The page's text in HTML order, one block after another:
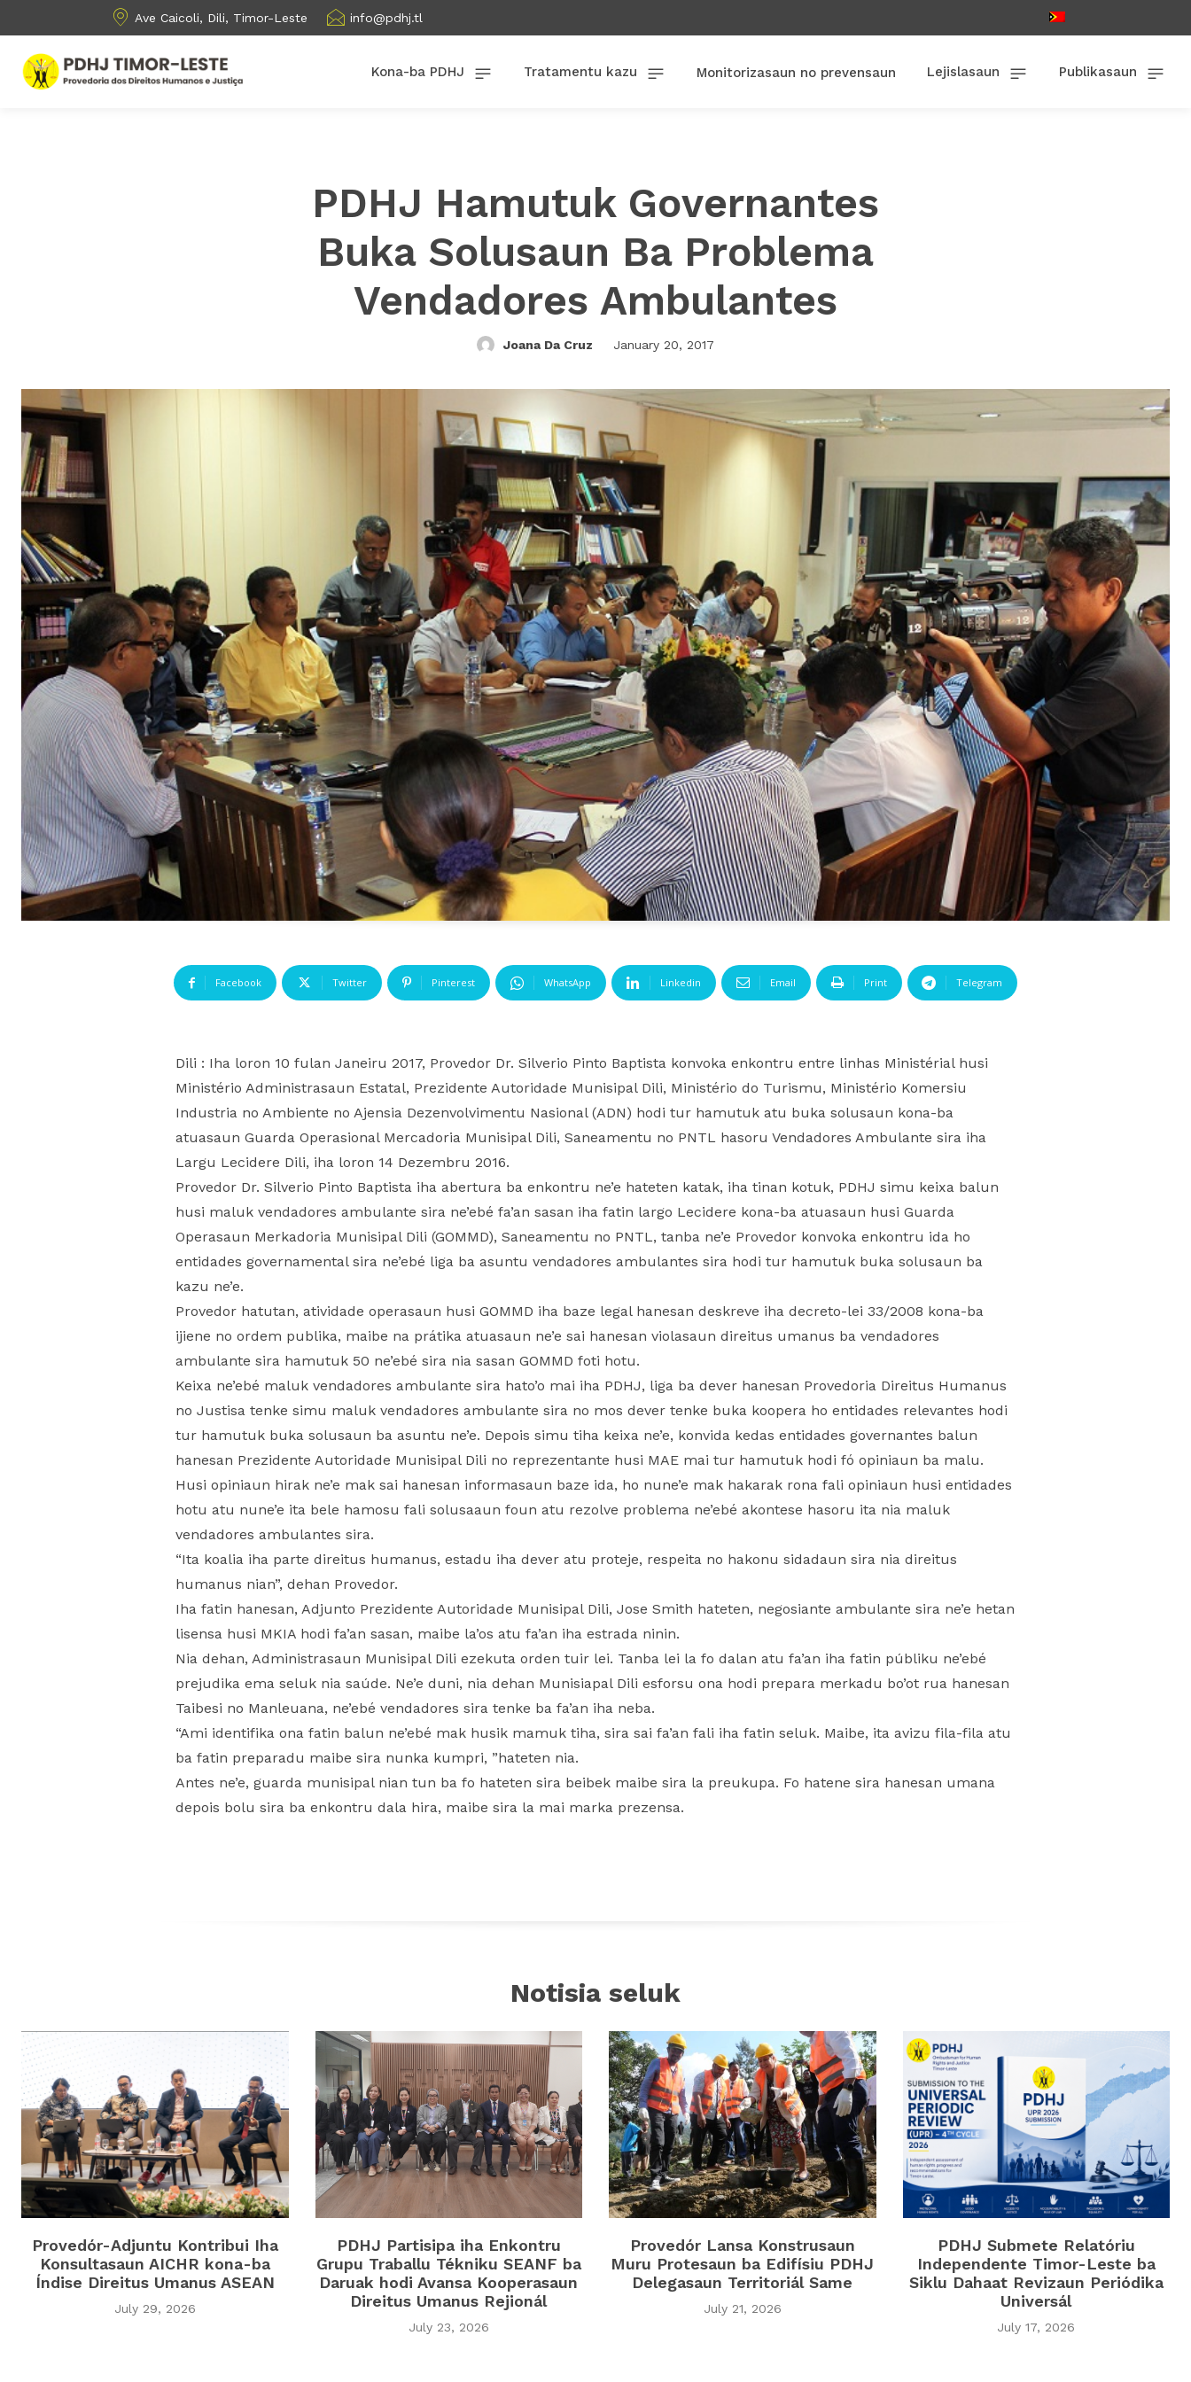
Ave Caicoli, Dili, Timor-Leste info@pdhj.tl
Kona-ba PDHJ Tratamentu kazu Monitorizasaun no prevensaun Lejislasaun Publikasaun
PDHJ Hamutuk Governantes
Buka Solusaun Ba Problema
Vendadores Ambulantes
Joana Da Cruz January 20, 2017
Facebook Twitter Pinterest WhatsApp Linkedin Email Print Telegram
Dili : Iha loron 10 fulan Janeiru 2017, Provedor Dr. Silverio Pinto Baptista konvoka enkontru entre linhas Ministérial husi
Ministério Administrasaun Estatal, Prezidente Autoridade Munisipal Dili, Ministério do Turismu, Ministério Komersiu
Industria no Ambiente no Ajensia Dezenvolvimentu Nasional (ADN) hodi tur hamutuk atu buka solusaun kona-ba
atuasaun Guarda Operasional Mercadoria Munisipal Dili, Saneamentu no PNTL hasoru Vendadores Ambulante sira iha
Largu Lecidere Dili, iha loron 14 Dezembru 2016.
Provedor Dr. Silverio Pinto Baptista iha abertura ba enkontru ne’e hateten katak, iha tinan kotuk, PDHJ simu keixa balun
husi maluk vendadores ambulante sira ne’ebé fa’an sasan iha fatin largo Lecidere kona-ba atuasaun husi Guarda
Operasaun Merkadoria Munisipal Dili (GOMMD), Saneamentu no PNTL, tanba ne’e Provedor konvoka enkontru ida ho
entidades governamental sira ne’ebé liga ba asuntu vendadores ambulantes sira hodi tur hamutuk buka solusaun ba
kazu ne’e.
Provedor hatutan, atividade operasaun husi GOMMD iha baze legal hanesan deskreve iha decreto-lei 33/2008 kona-ba
ijiene no ordem publika, maibe na prátika atuasaun ne’e sai hanesan violasaun direitus umanus ba vendadores
ambulante sira hamutuk 50 ne’ebé sira nia sasan GOMMD foti hotu.
Keixa ne’ebé maluk vendadores ambulante sira hato’o mai iha PDHJ, liga ba dever hanesan Provedoria Direitus Humanus
no Justisa tenke simu maluk vendadores ambulante sira no mos dever tenke buka koopera ho entidades relevantes hodi
tur hamutuk buka solusaun ba asuntu ne’e. Depois simu tiha keixa ne’e, konvida kedas entidades governantes balun
hanesan Prezidente Autoridade Munisipal Dili no reprezentante husi MAE mai tur hamutuk hodi fó opiniaun ba malu.
Husi opiniaun hirak ne’e mak sai hanesan informasaun baze ida, ho nune’e mak hakarak rona fali opiniaun husi entidades
hotu atu nune’e ita bele hamosu fali solusaaun foun atu rezolve problema ne’ebé akontese hasoru ita nia maluk
vendadores ambulantes sira.
“Ita koalia iha parte direitus humanus, estadu iha dever atu proteje, respeita no hakonu sidadaun sira nia direitus
humanus nian”, dehan Provedor.
Iha fatin hanesan, Adjunto Prezidente Autoridade Munisipal Dili, Jose Smith hateten, negosiante ambulante sira ne’e hetan
lisensa husi MKIA hodi fa’an sasan, maibe la’os atu fa’an iha estrada ninin.
Nia dehan, Administrasaun Munisipal Dili ezekuta orden tuir lei. Tanba lei la fo dalan atu fa’an iha fatin públiku ne’ebé
prejudika ema seluk nia saúde. Ne’e duni, nia dehan Munisiapal Dili esforsu ona hodi prepara merkadu bo’ot rua hanesan
Taibesi no Manleuana, ne’ebé vendadores sira tenke ba fa’an iha neba.
“Ami identifika ona fatin balun ne’ebé mak husik mamuk tiha, sira sai fa’an fali iha fatin seluk. Maibe, ita avizu fila-fila atu
ba fatin preparadu maibe sira nunka kumpri, ”hateten nia.
Antes ne’e, guarda munisipal nian tun ba fo hateten sira beibek maibe sira la preukupa. Fo hatene sira hanesan umana
depois bolu sira ba enkontru dala hira, maibe sira la mai marka prezensa.
Notisia seluk
Provedór-Adjuntu Kontribui Iha
Konsultasaun AICHR kona-ba
Índise Direitus Umanus ASEAN
July 29, 2026
PDHJ Partisipa iha Enkontru
Grupu Traballu Tékniku SEANF ba
Daruak hodi Avansa Kooperasaun
Direitus Umanus Rejionál
July 23, 2026
Provedór Lansa Konstrusaun
Muru Protesaun ba Edifísiu PDHJ
Delegasaun Territoriál Same
July 21, 2026
PDHJ Submete Relatóriu
Independente Timor-Leste ba
Siklu Dahaat Revizaun Periódika
Universál
July 17, 2026